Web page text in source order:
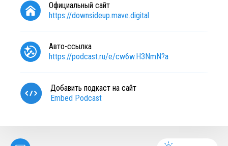
Официальный сайт
https://downsideup.mave.digital
Авто-ссылка
https://podcast.ru/e/cw6w.H3NmN?a
Добавить подкаст на сайт
Embed Podcast